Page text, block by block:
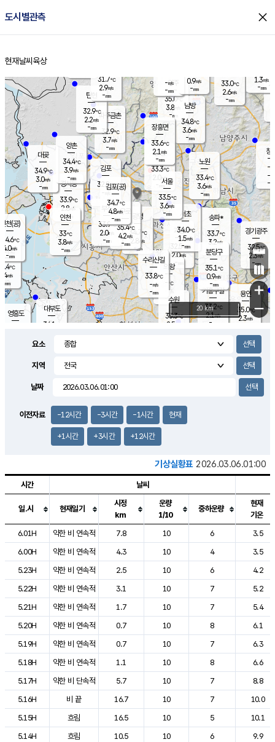
도시별관측 close
홈
현재날씨 육상
의도
℃
m/s
mm
영흥도
양주
35.0℃
3.8
-mm
과천
32.5℃
2.0m/s
- mm
용인
35.0℃
2.3m/s
경기광주
32.5℃
2.3m/s
-mm
2.7m/s
대부도
34.1
경서동
33.9℃
2.8 m/s
-mm
파주금촌
32.9℃
3.7m/s
-mm
33.0℃
2.6m/s
-mm
대곶
34.9℃
3.0m/s
-mm
창
-
-m/
-
탄현
32.9℃
2.2m/s
-mm
1.3m/s
-mm
의왕
- ℃
m/s
mm
김포
32.8℃
-m/s
mm
광명
34.7 ℃
2.8 m/s
-mm
부천
33.9℃
2.0m/s
-mm
양촌
34.4℃
3.9m/s
-mm
구로
35.4℃
4.2m/s
-mm
은평
33.3℃
2.0 m/s
- mm
노원
33.4℃
3.6m/s
-mm
송파*
33.7℃
3.2m/s
-mm
서초
34.0℃
1.5m/s
-mm
남방
34.8℃
3.6m/s
-mm
기흥구갈
33.2℃
2.1m/s
-
수리산길
33.8℃
-m/s
-mm
분당구
35.1℃
0.9m/s
-mm
장흥면
33.6℃
2.1 m/s
-mm
-m/s
-mm
인천(공)
34.6℃
4.0m/s
-mm
김포(공)
34.7℃
4.8m/s
-mm
수원
33.3℃
2.5 m/s
인천
33℃
3.8m/s
-mm
서울
33.5℃
3.6m/s
-mm
31.7℃
2.9m/s
-mm
0.9m/s
-mm
+
−
20 km
요소
지역
날짜
이전자료 -12시간 -3시간 -1시간 현재
+1시간 +3시간 +12시간
기상실황표 2026.03.06.01:00
도시별 기상실황표로 지점, 날씨, 기온, 강수, 바람, 기압등을 안내한 표입
시간 날씨
일.시 현재일기
시정
km
운량
1/10
중하운량
현재
기온
6.01H
약한 비 연속적 7.8 10 6
3.5
6.00H
약한 비 연속적 4.3 10 4
3.5
5.23H
약한 비 연속적 2.5 10 6
4.2
5.22H
약한 비 연속적 3.1 10 7
5.2
5.21H
약한 비 연속적 1.7 10 7
5.4
5.20H
약한 비 연속적 0.7 10 8
6.1
5.19H
약한 비 연속적 0.7 10 7
6.3
5.18H
약한 비 연속적 1.1 10 8
6.6
5.17H
약한 비 단속적 5.7 10 7
8.8
5.16H
비 끝 16.7 10 7
10.0
5.15H
흐림 16.5 10 5
10.1
5.14H
흐림 10.5 10 6
9.9